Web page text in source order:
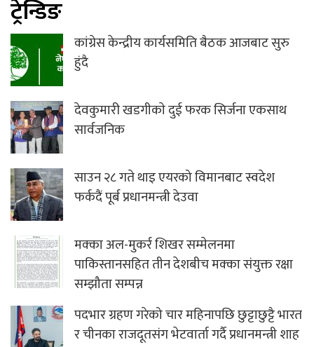
ट्रेन्डिङ
कांग्रेस केन्द्रीय कार्यसमिति बैठक आजबाट सुरु
हुंदै
देवकुमारी खडगीकाे दुई फरक सिर्जना एकसाथ
सार्वजनिक
साउन २८ गते थाइ एयरको विमानबाट स्वदेश
फर्कदैं पूर्ब प्रधानमन्त्री देउवा
मक्का अल-मुकर्र शिखर सम्मेलनमा
पाकिस्तानसहित तीन देशबीच मक्का संयुक्त रक्षा
सम्झौता सम्पन्न
पदभार ग्रहण गरेको चार महिनापछि छुट्टाछुट्टै भारत
र चीनका राजदूतसंग भेटवार्ता गर्दै प्रधानमन्त्री शाह